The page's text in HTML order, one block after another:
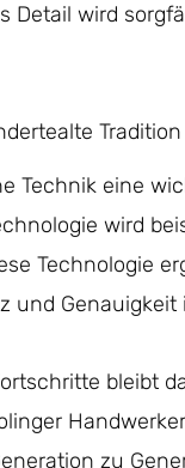
Detail wird
Tradition
Technik eine
wird
Technologie
und Genauigkeit
bleibt
zu